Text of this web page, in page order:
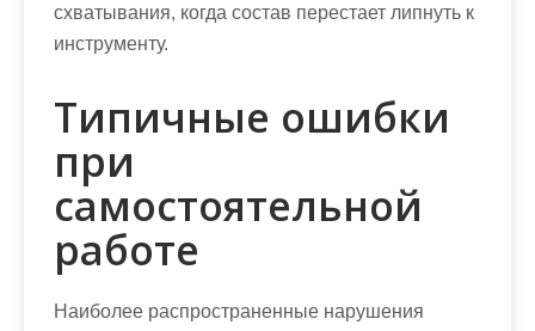
схватывания, когда состав перестает липнуть к
инструменту.
Типичные ошибки
при
самостоятельной
работе
Наиболее распространенные нарушения